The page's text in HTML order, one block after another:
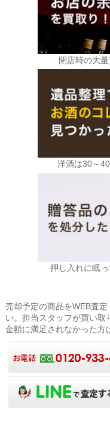
閉店時の大
洋酒は30～
押し入れに眠
売却予定の商品をWEB査
い。担当スタッフが買い取
金額に満足されなかった方